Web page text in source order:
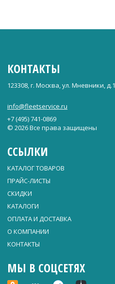
КОНТАКТЫ
123308, г. Москва, ул. Мневники, д.1
info@fleetservice.ru
+7 (495) 741-0869
© 2026 Все права защищены
ССЫЛКИ
КАТАЛОГ ТОВАРОВ
ПРАЙС-ЛИСТЫ
СКИДКИ
КАТАЛОГИ
ОПЛАТА И ДОСТАВКА
О КОМПАНИИ
КОНТАКТЫ
МЫ В СОЦСЕТЯХ